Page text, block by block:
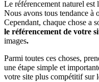
Le référencement naturel est
Nous avons tous tendance à
Cependant, chaque chose a
le référencement de votre
images.
Parmi toutes ces choses,
une étape simple et
votre site plus compétitif sur